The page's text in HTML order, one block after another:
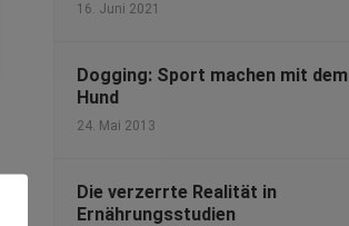
16. Juni 2021
Dogging: Sport machen mit dem
Hund
24. Mai 2013
Die verzerrte Realität in
Ernährungsstudien